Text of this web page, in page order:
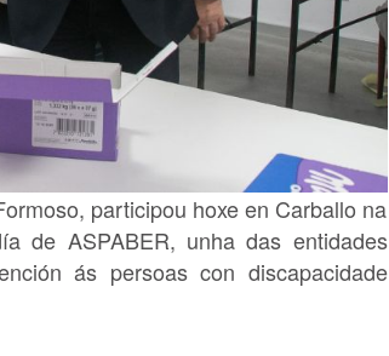
participou hoxe en Carballo na
de ASPABER, unha das entidades
ás persoas con discapacidade